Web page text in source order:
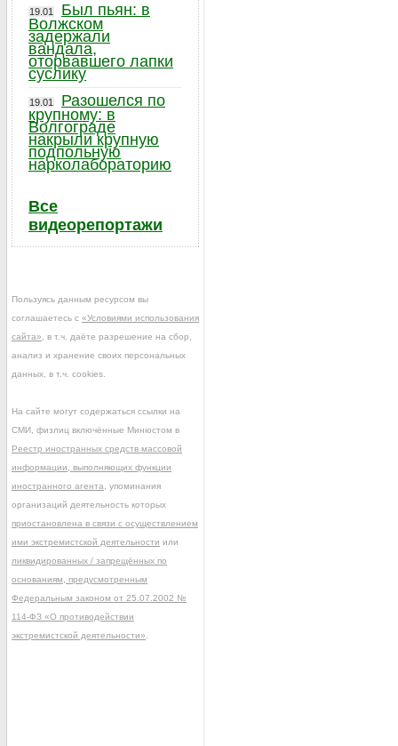
19.01
Был пьян: в
Волжском
задержали
вандала,
оторвавшего лапки
суслику
19.01
Разошелся по
крупному: в
Волгограде
накрыли крупную
подпольную
нарколабораторию
Все
видеорепортажи
Пользуясь данным ресурсом вы
соглашаетесь с «Условиями использования
сайта» , в т.ч. даёте разрешение на сбор,
анализ и хранение своих персональных
данных, в т.ч. cookies.
На сайте могут содержаться ссылки на
СМИ, физлиц включённые Минюстом в
Реестр иностранных средств массовой
информации, выполняющих функции
иностранного агента , упоминания
организаций деятельность которых
приостановлена в связи с осуществлением
ими экстремистской деятельности или
ликвидированных / запрещённых по
основаниям, предусмотренным
Федеральным законом от 25.07.2002 №
114-ФЗ «О противодействии
экстремистской деятельности»